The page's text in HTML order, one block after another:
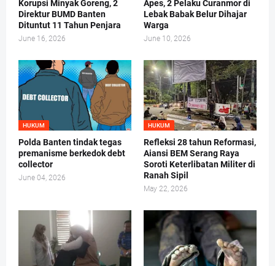
Korupsi Minyak Goreng, 2
Direktur BUMD Banten
Dituntut 11 Tahun Penjara
June 16, 2026
Apes, 2 Pelaku Curanmor di
Lebak Babak Belur Dihajar
Warga
June 10, 2026
HUKUM
Polda Banten tindak tegas
premanisme berkedok debt
collector
June 04, 2026
HUKUM
Refleksi 28 tahun Reformasi,
Aiansi BEM Serang Raya
Soroti Keterlibatan Militer di
Ranah Sipil
May 22, 2026